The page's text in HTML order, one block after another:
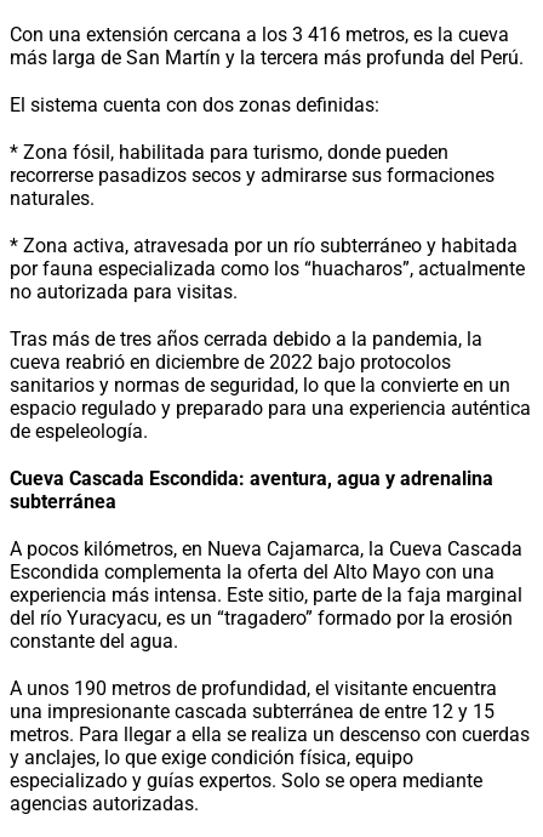
Con una extensión cercana a los 3 416 metros, es la cueva
más larga de San Martín y la tercera más profunda del Perú.
El sistema cuenta con dos zonas definidas:
* Zona fósil, habilitada para turismo, donde pueden
recorrerse pasadizos secos y admirarse sus formaciones
naturales.
* Zona activa, atravesada por un río subterráneo y habitada
por fauna especializada como los “huacharos”, actualmente
no autorizada para visitas.
Tras más de tres años cerrada debido a la pandemia, la
cueva reabrió en diciembre de 2022 bajo protocolos
sanitarios y normas de seguridad, lo que la convierte en un
espacio regulado y preparado para una experiencia auténtica
de espeleología.
Cueva Cascada Escondida: aventura, agua y adrenalina
subterránea
A pocos kilómetros, en Nueva Cajamarca, la Cueva Cascada
Escondida complementa la oferta del Alto Mayo con una
experiencia más intensa. Este sitio, parte de la faja marginal
del río Yuracyacu, es un “tragadero” formado por la erosión
constante del agua.
A unos 190 metros de profundidad, el visitante encuentra
una impresionante cascada subterránea de entre 12 y 15
metros. Para llegar a ella se realiza un descenso con cuerdas
y anclajes, lo que exige condición física, equipo
especializado y guías expertos. Solo se opera mediante
agencias autorizadas.